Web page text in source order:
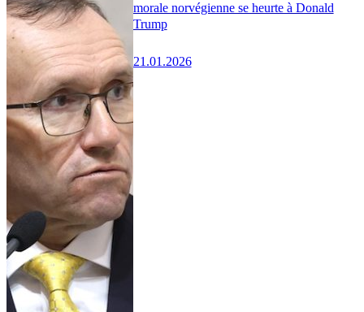
morale norvégienne se heurte à Donald
Trump
21.01.2026